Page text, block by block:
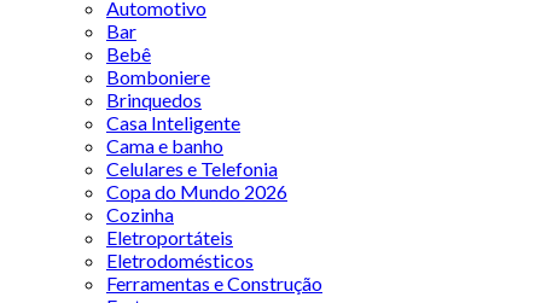
Automotivo
Bar
Bebê
Bomboniere
Brinquedos
Casa Inteligente
Cama e banho
Celulares e Telefonia
Copa do Mundo 2026
Cozinha
Eletroportáteis
Eletrodomésticos
Ferramentas e Construção